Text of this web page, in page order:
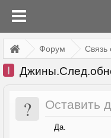
Форум Связь
I
? Оставить
Да.